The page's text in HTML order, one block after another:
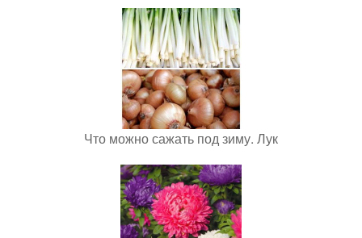
Что можно сажать под зиму. Лук